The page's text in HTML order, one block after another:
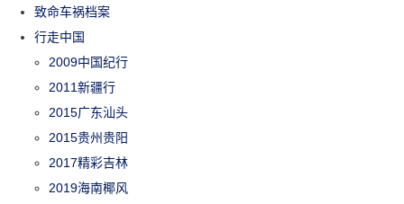
致命车祸档案
行走中国
2009中国纪行
2011新疆行
2015广东汕头
2015贵州贵阳
2017精彩吉林
2019海南椰风